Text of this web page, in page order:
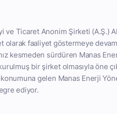
ve Ticaret Anonim Şirketi (A.Ş.)
olarak faaliyet göstermeye
kesmeden sürdüren Manas
bir şirket olmasıyla öne
gelen Manas Enerji
ediyor.